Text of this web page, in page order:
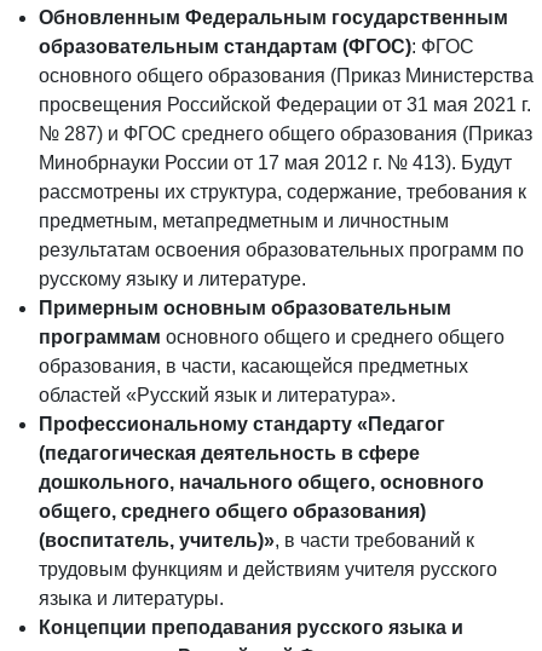
Обновленным Федеральным государственным
образовательным стандартам (ФГОС): ФГОС
основного общего образования (Приказ Министерства
просвещения Российской Федерации от 31 мая 2021 г.
№ 287) и ФГОС среднего общего образования (Приказ
Минобрнауки России от 17 мая 2012 г. № 413). Будут
рассмотрены их структура, содержание, требования к
предметным, метапредметным и личностным
результатам освоения образовательных программ по
русскому языку и литературе.
Примерным основным образовательным
программам основного общего и среднего общего
образования, в части, касающейся предметных
областей «Русский язык и литература».
Профессиональному стандарту «Педагог
(педагогическая деятельность в сфере
дошкольного, начального общего, основного
общего, среднего общего образования)
(воспитатель, учитель)», в части требований к
трудовым функциям и действиям учителя русского
языка и литературы.
Концепции преподавания русского языка и